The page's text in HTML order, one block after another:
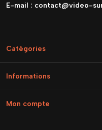
E-mail : contact@video-
Catégories
Informations
Mon compte